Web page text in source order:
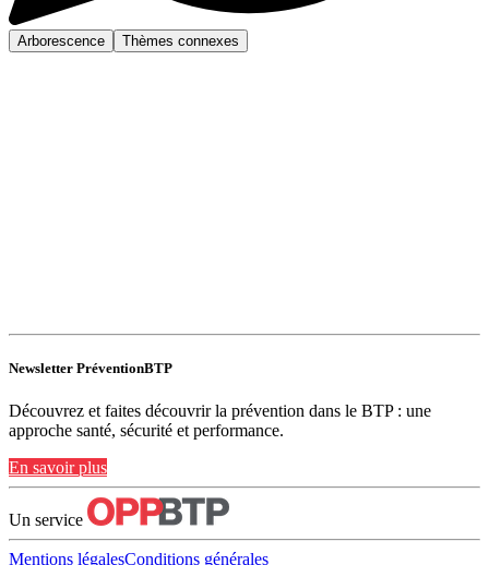
Arborescence Thèmes connexes
Newsletter PréventionBTP
Découvrez et faites découvrir la prévention dans le BTP : une
approche santé, sécurité et performance.
En savoir plus
Un service
Mentions légalesConditions générales